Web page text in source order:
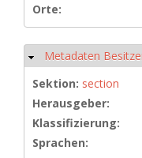
Orte:
Ausblenden
Metadaten
Sektion: section
Herausgeber:
Klassifizierung:
Sprachen: